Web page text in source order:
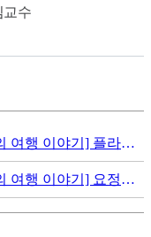
교수
[투어멘토 박평식의 여행 이야기] 플라멩코와 투우의 본고장, 세비야
[투어멘토 박평식의 여행 이야기] 요정들의 신비로운 산책로... 플리트비체(크로아티아)